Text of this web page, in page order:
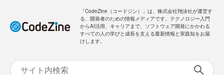
「CodeZine（コードジン）」は、株式会社翔泳社が運営す
る、開発者のための情報メディアです。テクノロジー入門
からAI活用、キャリアまで、ソフトウェア開発にかかわる
すべての人の学びと成長を支える最新情報と実践知をお届
けします。